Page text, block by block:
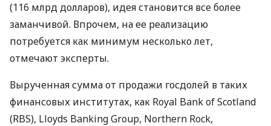
(116 млрд долларов), идея становится все более
заманчивой. Впрочем, на ее реализацию
потребуется как минимум несколько лет,
отмечают эксперты.
Вырученная сумма от продажи госдолей в таких
финансовых институтах, как Royal Bank of Scotland
(RBS), Lloyds Banking Group, Northern Rock,